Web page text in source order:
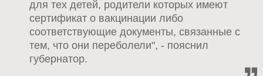
для тех детей, родители которых имеют
сертификат о вакцинации либо
соответствующие документы, связанные с
тем, что они переболели", - пояснил
губернатор.